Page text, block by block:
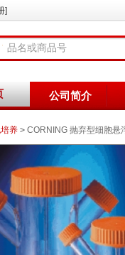
]
公司简介
养 > CORNING 抛弃型细胞悬